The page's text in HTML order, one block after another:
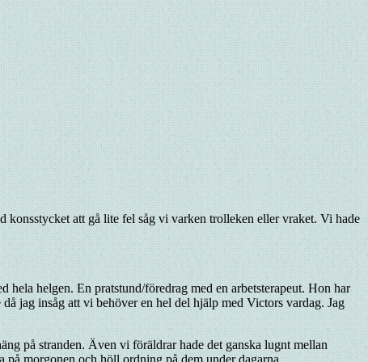
att gå lite fel såg vi varken trolleken eller vraket. Vi hade
helgen. En pratstund/föredrag med en arbetsterapeut. Hon har
jag insåg att vi behöver en hel del hjälp med Victors vardag. Jag
på stranden. Även vi föräldrar hade det ganska lugnt mellan
morgonen och höll ordning på dem under dagarna.